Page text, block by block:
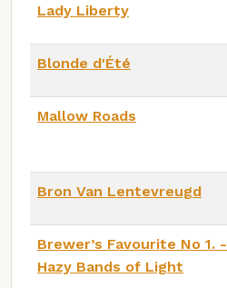
Lady Liberty
Blonde d'Été
Mallow Roads
Bron Van Lentevreugd
Brewer’s Favourite No 1. -
Hazy Bands of Light